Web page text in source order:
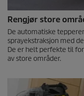
Rengjør store
De automatiske
sprayekstraksjon med
De er helt perfekte til
av store områder.